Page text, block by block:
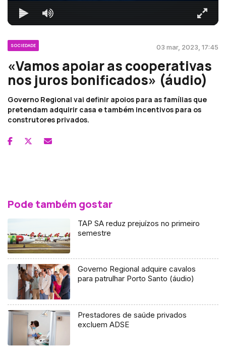
SOCIEDADE 03 mar, 2023, 17:45
«Vamos apoiar as cooperativas
nos juros bonificados» (áudio)
Governo Regional vai definir apoios para as famílias que
pretendam adquirir casa e também incentivos para os
construtores privados.
Pode também gostar
TAP SA reduz prejuízos no primeiro
semestre
Governo Regional adquire cavalos
para patrulhar Porto Santo (áudio)
Prestadores de saúde privados
excluem ADSE